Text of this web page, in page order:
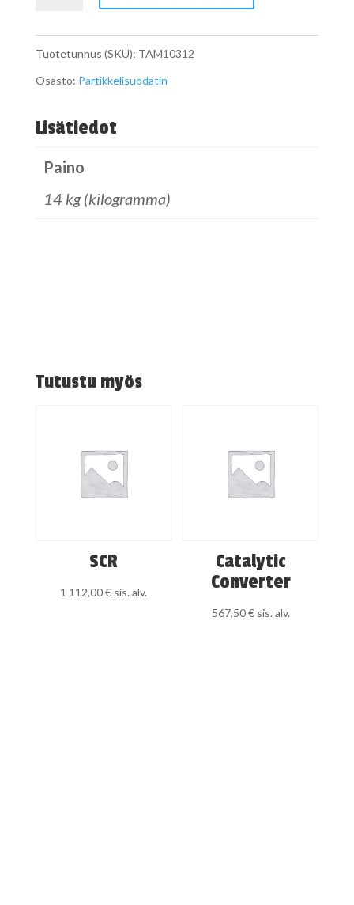
Tuotetunnus (SKU): TAM10312
Osasto: Partikkelisuodatin
Lisätiedot
Paino
14 kg (kilogramma)
Tutustu myös
SCR
1 112,00€ sis. alv.
Catalytic
Converter
567,50€ sis. alv.